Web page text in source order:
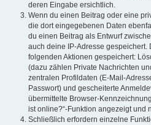
deren Eingabe ersichtlich.
Wenn du einen Beitrag oder eine
die dort eingegebenen Daten
du einen Beitrag als Entwurf
auch deine IP-Adresse gespeichert.
folgenden Aktionen gespeichert:
(dazu zählen Private Nachrichten
zentralen Profildaten (E-Mail-
Passwort) und gescheiterte
übermittelte Browser-
ist online?“-Funktion angezeigt und
Schließlich erfordern einzelne